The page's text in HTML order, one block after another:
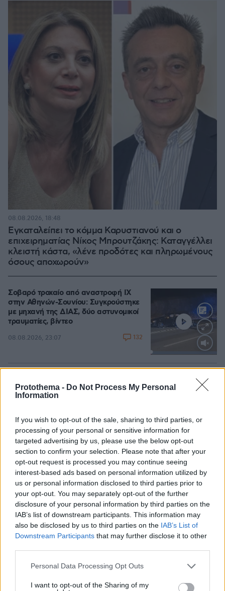
Protothema - Do Not Process My Personal
Information
If you wish to opt-out of the sale, sharing to third parties, or
processing of your personal or sensitive information for
targeted advertising by us, please use the below opt-out
section to confirm your selection. Please note that after your
opt-out request is processed you may continue seeing
interest-based ads based on personal information utilized by
us or personal information disclosed to third parties prior to
your opt-out. You may separately opt-out of the further
disclosure of your personal information by third parties on the
IAB’s list of downstream participants. This information may
also be disclosed by us to third parties on the IAB’s List of
Downstream Participants that may further disclose it to other
Please note that this website/app uses one or more Google
not limited to your visit or usage behaviour. You may click to
Personal Data Processing Opt Outs
I want to opt-out of the Sharing of my
Εγκαταλείπει το κόμμα Καρυστιανού και ο
επιχειρηματίας Νίκος Μπρουτζάκης: Καταγγέλλει
κλειστή κάστα, «λένε προδότες και πληρωμένους
όσους αποχωρούν»
08.08.2026, 18:48
Σοβαρό τροχαίο από αναστροφή ΙΧ
στην Αθηνών-Σουνίου: Συγκρούστηκε
με μηχανή της ΔΙΑΣ, δύο αστυνομικοί
τραυματίες, βίντεο
08.08.2026, 23:07 132
κατηγορούνται οι γονείς του 4χρονου
και ο ιδιοκτήτης του beach bar στην
08.08.2026, 21:22 96
Οι «Πράσινες Μπότες»: 30 χρόνια
μετά, το Έβερεστ μπορεί να δώσει
πίσω έναν από τους νεκρούς του
08.08.2026, 21:49 19
Συνδικαλιστής ψαράς που αποχώρησε
από την Ελπίδα της Καρυστιανού, της
Καταγγέλλει μεθοδευμένη σπίλωση